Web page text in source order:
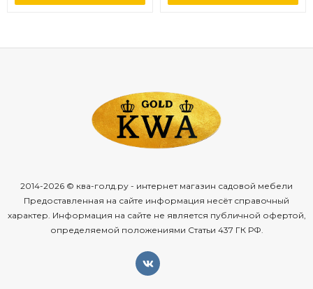
2014-2026 © ква-голд.ру - интернет магазин садовой мебели
Предоставленная на сайте информация несёт справочный
характер. Информация на сайте не является публичной офертой,
определяемой положениями Статьи 437 ГК РФ.